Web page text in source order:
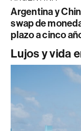
Argentina y
swap de
plazo a cinco
Lujos y vida